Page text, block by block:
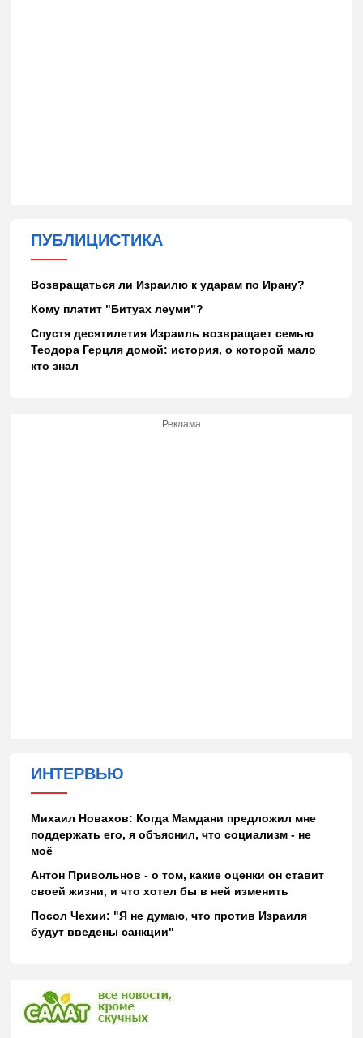
ПУБЛИЦИСТИКА
Возвращаться ли Израилю к ударам по Ирану?
Кому платит "Битуах леуми"?
Спустя десятилетия Израиль возвращает семью
Теодора Герцля домой: история, о которой мало
кто знал
Реклама
ИНТЕРВЬЮ
Михаил Новахов: Когда Мамдани предложил мне
поддержать его, я объяснил, что социализм - не
моё
Антон Привольнов - о том, какие оценки он ставит
своей жизни, и что хотел бы в ней изменить
Посол Чехии: "Я не думаю, что против Израиля
будут введены санкции"